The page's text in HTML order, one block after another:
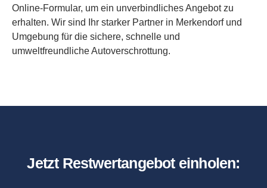
Online-Formular, um ein unverbindliches Angebot zu
erhalten. Wir sind Ihr starker Partner in Merkendorf und
Umgebung für die sichere, schnelle und
umweltfreundliche Autoverschrottung.
Jetzt Restwertangebot einholen: